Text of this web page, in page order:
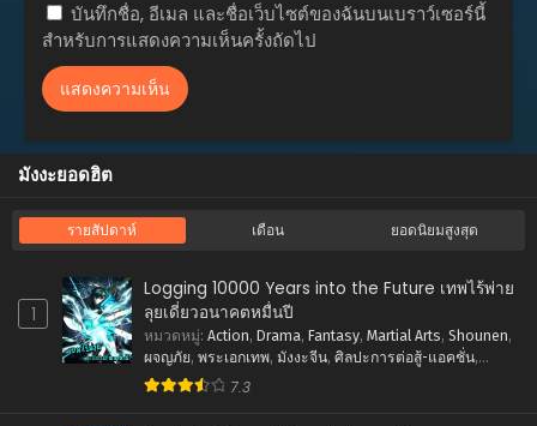
ตอนที่ 75
พฤศจิกายน 15, 2024
พฤศจิกายน 14, 2024
ตอนที่ 73
พฤศจิกายน 9, 2024
พฤศจิกายน 6, 2024
ตอนที่ 71
พฤศจิกายน 6, 2024
บันทึกชื่อ, อีเมล และชื่อเว็บไซต์ของฉันบนเบราว์เซอร์นี้
สำหรับการแสดงความเห็นครั้งถัดไป
มังงะยอดฮิต
รายสัปดาห์ เดือน ยอดนิยมสูงสุด
1
Logging 10000 Years into the Future เทพไร้พ่าย
ลุยเดี่ยวอนาคตหมื่นปี
หมวดหมู่: Action, Drama, Fantasy, Martial Arts, Shounen,
ผจญภัย, พระเอกเทพ, มังงะจีน, ศิลปะการต่อสู้-แอคชั่น,
แฟนตาซี
7.3